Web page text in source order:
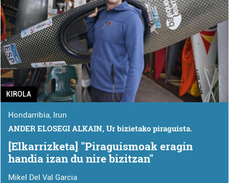
KIROLA
Hondarribia, Irun
ANDER ELOSEGI ALKAIN, Ur bizietako piraguista.
[Elkarrizketa] "Piraguismoak eragin
handia izan du nire bizitzan"
Mikel Del Val Garcia